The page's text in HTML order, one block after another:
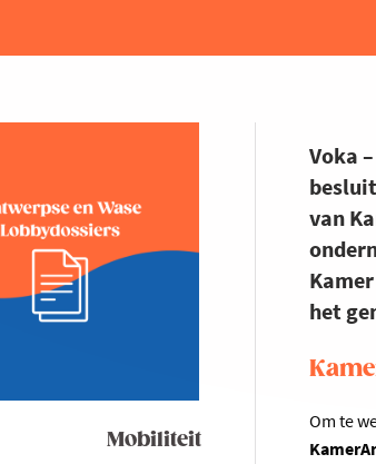
Mobiliteit
Voka
van
het
Om te